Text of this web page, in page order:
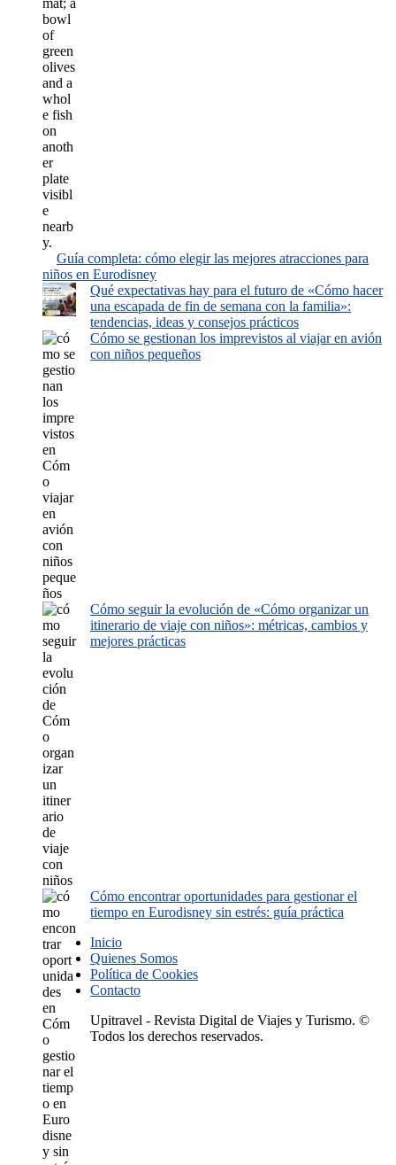
Guía completa: cómo elegir las mejores atracciones para
niños en Eurodisney
Qué expectativas hay para el futuro de «Cómo hacer
una escapada de fin de semana con la familia»:
tendencias, ideas y consejos prácticos
Cómo se gestionan los imprevistos al viajar en avión
con niños pequeños
Cómo seguir la evolución de «Cómo organizar un
itinerario de viaje con niños»: métricas, cambios y
mejores prácticas
Cómo encontrar oportunidades para gestionar el
tiempo en Eurodisney sin estrés: guía práctica
Inicio
Quienes Somos
Política de Cookies
Contacto
Upitravel - Revista Digital de Viajes y Turismo. ©
Todos los derechos reservados.